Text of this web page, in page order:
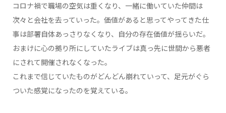
コロナ禍で職場の空気は重くなり、一緒に働いていた仲間は
次々と会社を去っていった。価値があると思ってやってきた仕
事は部署自体あっさりなくなり、自分の存在価値が揺らいだ。
おまけに心の拠り所にしていたライブは真っ先に世間から悪者
にされて開催されなくなった。
これまで信じていたものがどんどん崩れていって、足元がぐら
ついた感覚になったのを覚えている。